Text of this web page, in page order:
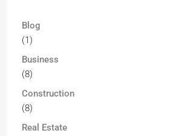
Blog
(1)
Business
(8)
Construction
(8)
Real Estate